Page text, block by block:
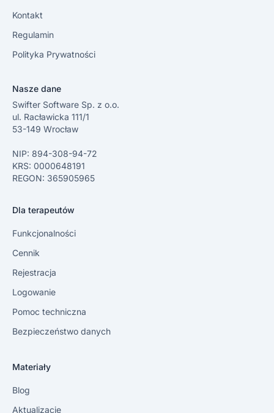
Kontakt
Regulamin
Polityka Prywatności
Nasze dane
Swifter Software Sp. z o.o.
ul. Racławicka 111/1
53-149 Wrocław
NIP: 894-308-94-72
KRS: 0000648191
REGON: 365905965
Dla terapeutów
Funkcjonalności
Cennik
Rejestracja
Logowanie
Pomoc techniczna
Bezpieczeństwo danych
Materiały
Blog
Aktualizacje